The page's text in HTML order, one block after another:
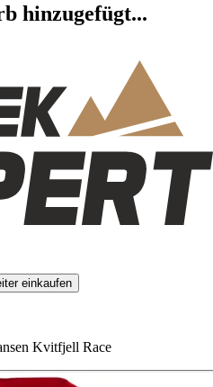
hinzugefügt...
einkaufen
Kvitfjell Race